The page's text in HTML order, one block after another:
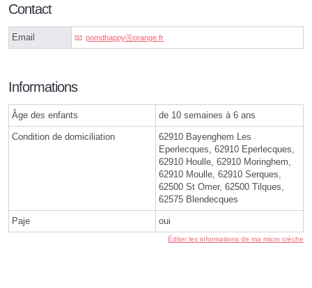
Contact
Email pomdhappyⓐorange.fr
Informations
Âge des enfants de 10 semaines à 6 ans
Condition de domiciliation
62910 Bayenghem Les
Eperlecques, 62910 Eperlecques,
62910 Houlle, 62910 Moringhem,
62910 Moulle, 62910 Serques,
62500 St Omer, 62500 Tilques,
62575 Blendecques
Paje oui
Éditer les informations de ma micro crèche